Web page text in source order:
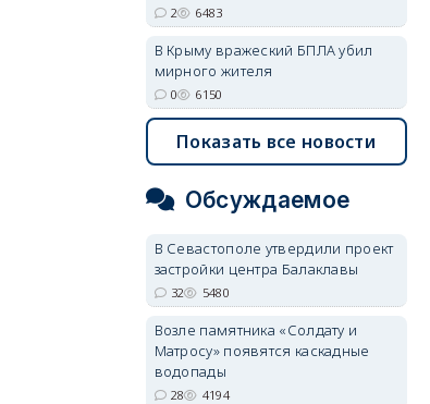
2 6483
В Крыму вражеский БПЛА убил
мирного жителя
0 6150
Показать все новости
Обсуждаемое
В Севастополе утвердили проект
застройки центра Балаклавы
32 5480
Возле памятника «Солдату и
Матросу» появятся каскадные
водопады
28 4194